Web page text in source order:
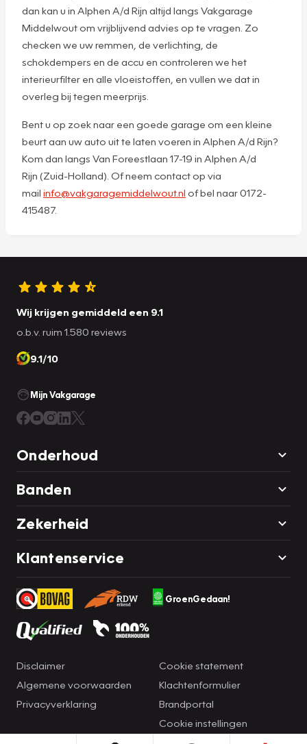
dan kan u in Alphen A/d Rijn altijd langs Vakgarage
Middelwout om vrijblijvend advies op te vragen. Zo
checken we uw remmen, de verlichting, de
schokdempers en de accu en controleren we het
interieurfilter en alle vloeistoffen, en vullen we dat in
overleg bij tegen meerprijs.
Bent u op zoek naar een goede garage om een kleine
beurt aan uw auto uit te laten voeren in Alphen A/d Rijn?
Kom dan langs Van Foreestlaan 17-19 in Alphen A/d
Rijn (Zuid-Holland). Of neem contact op via
mail info@vakgaragemiddelwout.nl of bel naar 0172-
415487.
Wij krijgen gemiddeld een 9.1
o.b.v. ruim 1.580 reviews
9.1/10
Mijn Vakgarage
Onderhoud
Banden
Zekerheid
Klantenservice
GroenGedaan!
Disclaimer
Algemene voorwaarden
Privacyverklaring
Cookie statement
Klachtenformulier
Brandportal
Cookie instellingen